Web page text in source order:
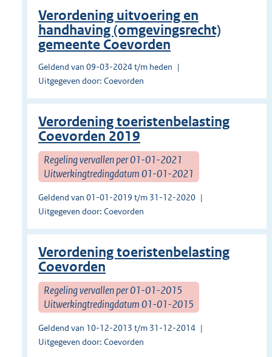
Verordening uitvoering en
handhaving (omgevingsrecht)
gemeente Coevorden
Geldend van 09-03-2024 t/m heden
Uitgegeven door: Coevorden
Verordening toeristenbelasting
Coevorden 2019
Regeling vervallen per 01-01-2021
Uitwerkingtredingdatum 01-01-2021
Geldend van 01-01-2019 t/m 31-12-2020
Uitgegeven door: Coevorden
Verordening toeristenbelasting
Coevorden
Regeling vervallen per 01-01-2015
Uitwerkingtredingdatum 01-01-2015
Geldend van 10-12-2013 t/m 31-12-2014
Uitgegeven door: Coevorden